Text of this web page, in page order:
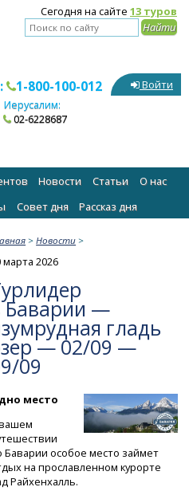
Сегодня на сайте 13 туров
1-800-100-012
Иерусалим:
02-6228687
Войти
Новости Статьи
О нас
Cовет дня Рассказ дня
>Новости >
марта 2026
Баварии —
гладь
— 02/09 —
09
место
Баварии особое место займет
на прославленном курорте
Райхенхалль.